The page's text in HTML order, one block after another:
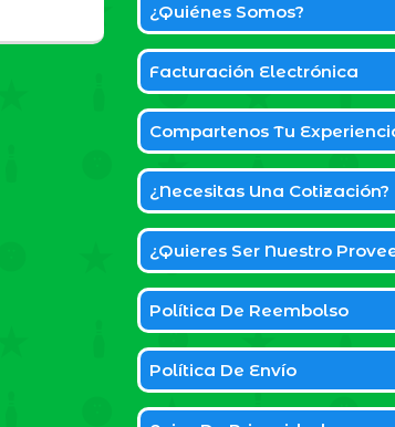
¿Quiénes Somos?
Facturación Electrónica
Compartenos Tu
¿Necesitas Una Cotización?
¿Quieres Ser Nuestro
Política De Reembolso
Política De Envío